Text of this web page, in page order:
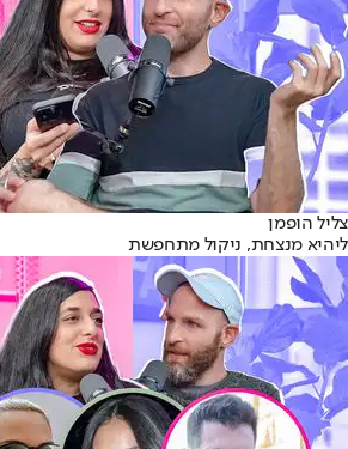
צליל הופמן
ליהיא מנצחת, ניקול מתחפשת